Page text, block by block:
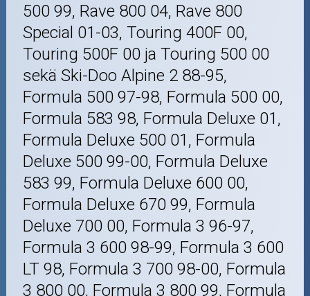
500 99, Rave 800 04, Rave 800
Special 01-03, Touring 400F 00,
Touring 500F 00 ja Touring 500 00
sekä Ski-Doo Alpine 2 88-95,
Formula 500 97-98, Formula 500 00,
Formula 583 98, Formula Deluxe 01,
Formula Deluxe 500 01, Formula
Deluxe 500 99-00, Formula Deluxe
583 99, Formula Deluxe 600 00,
Formula Deluxe 670 99, Formula
Deluxe 700 00, Formula 3 96-97,
Formula 3 600 98-99, Formula 3 600
LT 98, Formula 3 700 98-00, Formula
3 800 00, Formula 3 800 99, Formula